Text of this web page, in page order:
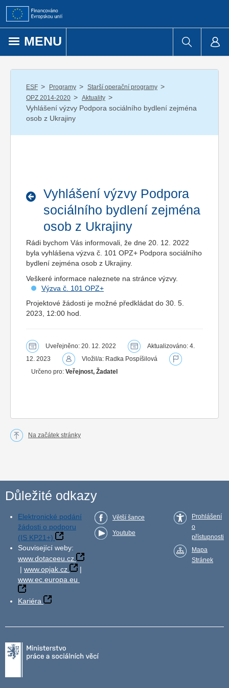
Přejít k obsahu
MENU
ESF / Programy / Starší operační programy /
OPZ 2014-2020 / Aktuality /
Vyhlášení výzvy Podpora sociálního bydlení zejména
osob z Ukrajiny
Vyhlášení výzvy Podpora
sociálního bydlení zejména
osob z Ukrajiny
Rádi bychom Vás informovali, že dne 20. 12. 2022
byla vyhlášena výzva č. 101 OPZ+ Podpora sociálního
bydlení zejména osob z Ukrajiny.
Veškeré informace naleznete na stránce výzvy.
Výzva č. 101 OPZ+
Projektové žádosti je možné předkládat do 30. 5.
2023, 12:00 hod.
Uveřejněno: 20. 12. 2022
Aktualizováno: 4.
12. 2023
Vložil/a: Radka Pospíšilová
Určeno pro: Veřejnost, Žadatel
Na začátek stránky
Důležité odkazy
Elektronické podání
žádosti o podporu
(IS KP21+)
Související weby:
www.dotaceeu.cz
| www.opjak.cz
|
www.ec.europa.eu
Kariéra
Větší šance
Youtube
Prohlášení
o
přístupnosti
Mapa
Stránek